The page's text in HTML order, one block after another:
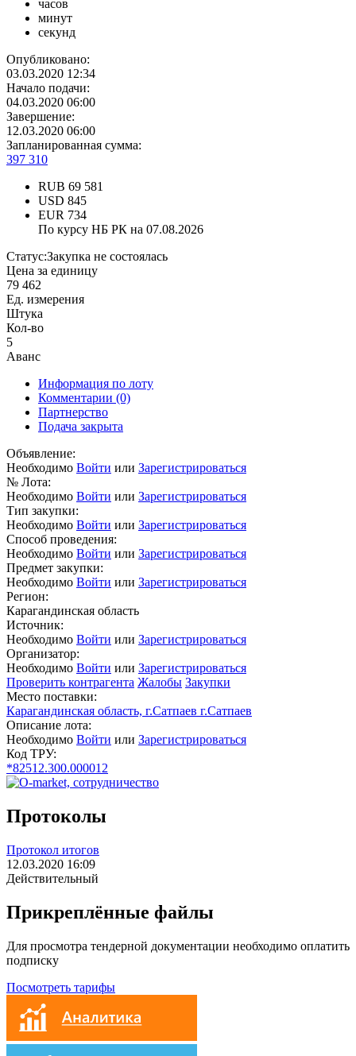
часов
минут
секунд
Опубликовано:
03.03.2020 12:34
Начало подачи:
04.03.2020 06:00
Завершение:
12.03.2020 06:00
Запланированная сумма:
397 310
RUB 69 581
USD 845
EUR 734
По курсу НБ РК на 07.08.2026
Статус:Закупка не состоялась
Цена за единицу
79 462
Ед. измерения
Штука
Кол-во
5
Аванс
Информация по лоту
Комментарии (0)
Партнерство
Подача закрыта
Объявление:
Необходимо Войти или Зарегистрироваться
№ Лота:
Необходимо Войти или Зарегистрироваться
Тип закупки:
Необходимо Войти или Зарегистрироваться
Способ проведения:
Необходимо Войти или Зарегистрироваться
Предмет закупки:
Необходимо Войти или Зарегистрироваться
Регион:
Карагандинская область
Источник:
Необходимо Войти или Зарегистрироваться
Организатор:
Необходимо Войти или Зарегистрироваться
Проверить контрагента Жалобы Закупки
Место поставки:
Карагандинская область, г.Сатпаев г.Сатпаев
Описание лота:
Необходимо Войти или Зарегистрироваться
Код ТРУ:
*82512.300.000012
Протоколы
Протокол итогов
12.03.2020 16:09
Действительный
Прикреплённые файлы
Для просмотра тендерной документации необходимо оплатить
подписку
Посмотреть тарифы